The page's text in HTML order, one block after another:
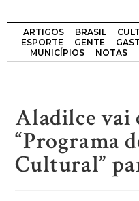
ARTIGOS BRASIL
ESPORTE
GENTE
MUNICÍPIOS
NOTAS
Aladilce vai
“Programa
Cultural”